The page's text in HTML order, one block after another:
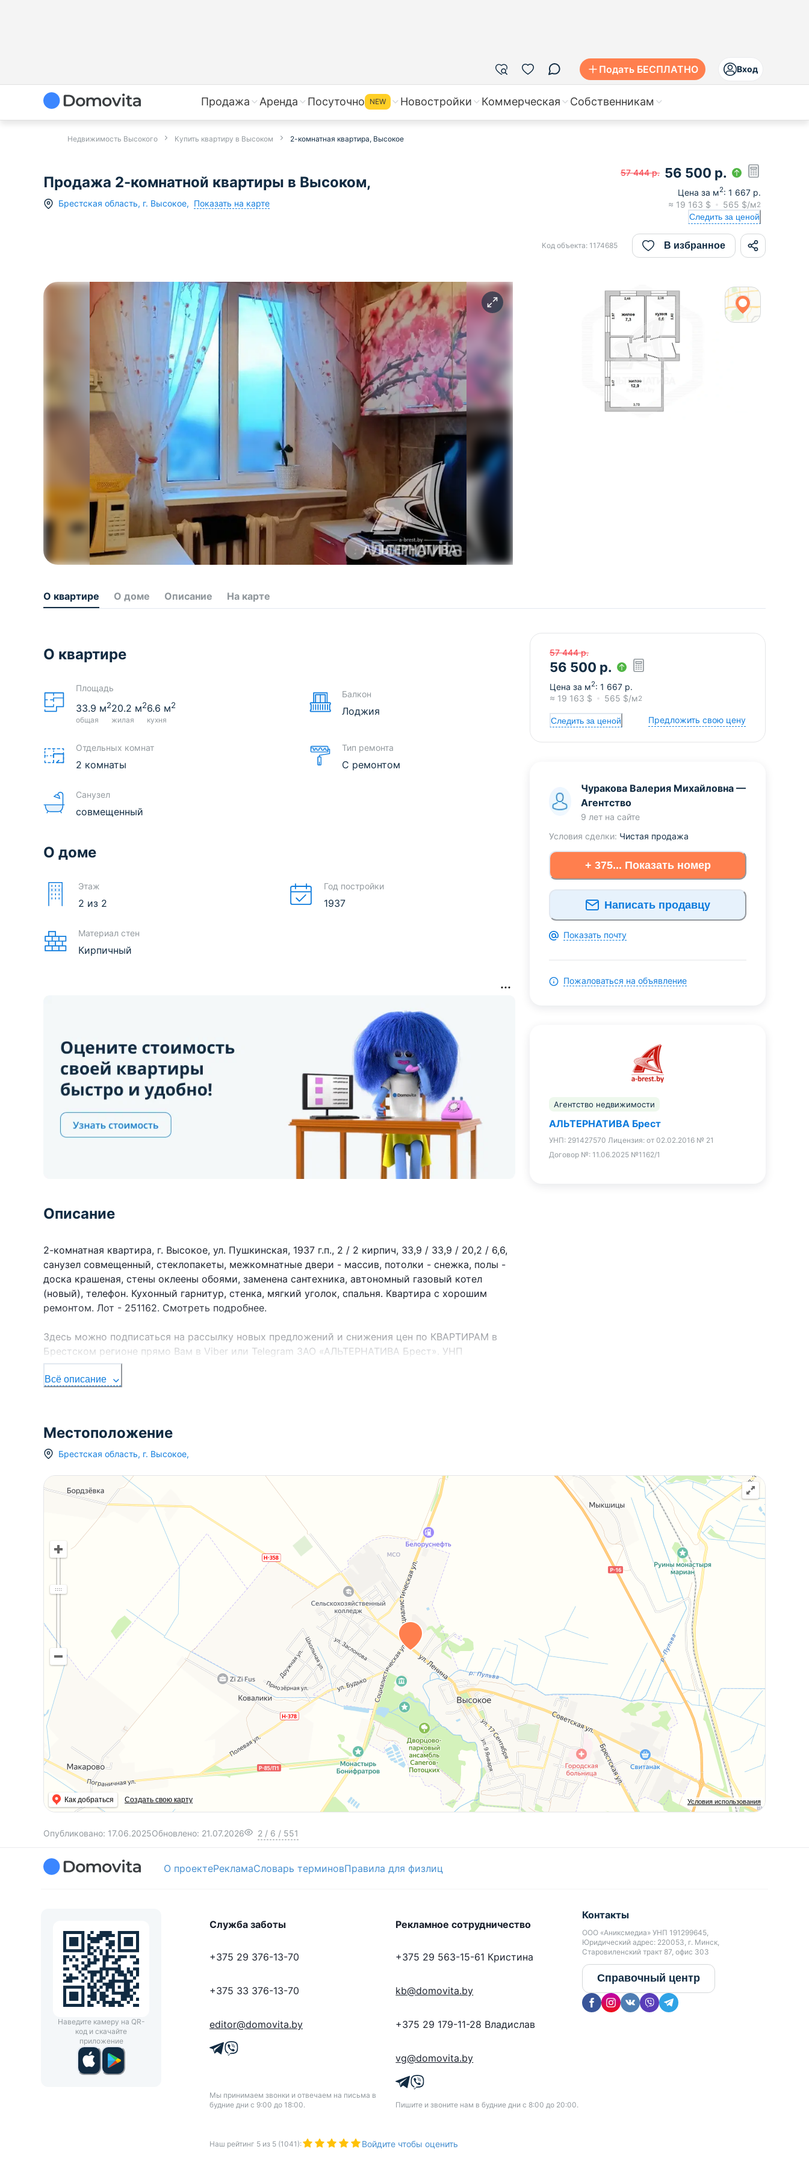
Подать БЕСПЛАТНО Вход
Продажа Аренда Посуточно NEW Новостройки Коммерческая Собственникам
Недвижимость Высокого Купить квартиру в Высоком 2-комнатная квартира, Высокое
Продажа 2-комнатной квартиры в Высоком,
Брестская область, г. Высокое, Показать на карте
57 444 р. 56 500 р.
Цена за м2: 1 667 р.
≈ 19 163 $ 565 $/м2
Следить за ценой
Код объекта: 1174685 В избранное
О квартире О доме Описание На карте
О квартире
Площадь
33.9 м2
общая
20.2 м2
жилая
6.6 м2
кухня
Отдельных комнат
2 комнаты
Санузел
совмещенный
Балкон
Лоджия
Тип ремонта
С ремонтом
О доме
Этаж
2 из 2
Материал стен
Кирпичный
Год постройки
1937
Описание
2-комнатная квартира, г. Высокое, ул. Пушкинская, 1937 г.п., 2 / 2 кирпич, 33,9 / 33,9 / 20,2 / 6,6,
санузел совмещенный, стеклопакеты, межкомнатные двери - массив, потолки - снежка, полы -
доска крашеная, стены оклеены обоями, заменена сантехника, автономный газовый котел
(новый), телефон. Кухонный гарнитур, стенка, мягкий уголок, спальня. Квартира с хорошим
ремонтом. Лот - 251162. Смотреть подробнее.
Здесь можно подписаться на рассылку новых предложений и снижения цен по КВАРТИРАМ в
Брестском регионе прямо Вам в Viber или Telegram ЗАО «АЛЬТЕРНАТИВА Брест». УНП
291427570 Лицензия № 02240/303 от 02.02.2016г. Договор номер 1162/1 от 11.06.2025
Всё описание
57 444 р.
56 500 р.
Цена за м2: 1 667 р.
≈ 19 163 $ 565 $/м2
Следить за ценой Предложить свою цену
Чуракова Валерия Михайловна—
Агентство
9 летна сайте
Условия сделки: Чистая продажа
+ 375... Показать номер
Написать продавцу
Показать почту
Пожаловаться на объявление
Агентство недвижимости
АЛЬТЕРНАТИВА Брест
УНП: 291427570 Лицензия: от 02.02.2016 № 21
Договор №: 11.06.2025 №1162/1
Местоположение
Брестская область, г. Высокое,
Условия использования
Как добраться Создать свою карту
Опубликовано: 17.06.2025Обновлено: 21.07.2026 2 / 6 / 551
О проектеРекламаСловарь терминовПравила для физлиц
Наведите камеру на QR-
код и скачайте
приложение
Служба заботы
+375 29 376-13-70
+375 33 376-13-70
editor@domovita.by
Мы принимаем звонки и отвечаем на письма в
будние дни с 9:00 до 18:00.
Рекламное сотрудничество
+375 29 563-15-61 Кристина
kb@domovita.by
+375 29 179-11-28 Владислав
vg@domovita.by
Пишите и звоните нам в будние дни с 8:00 до 20:00.
Контакты
ООО «Аниксмедиа» УНП 191299645,
Юридический адрес: 220053, г. Минск,
Старовиленский тракт 87, офис 303
Справочный центр
Наш рейтинг 5 из 5 (1041 ): Войдите чтобы оценить